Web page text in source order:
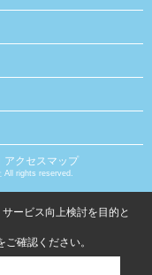
｜アクセスマップ
rights reserved.
ービス向上検討を目的と
ご確認ください。